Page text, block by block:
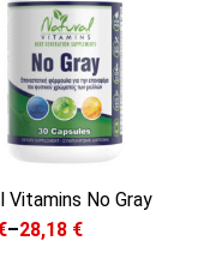
Vitamins No Gray
–28,18 €
16,81 € through